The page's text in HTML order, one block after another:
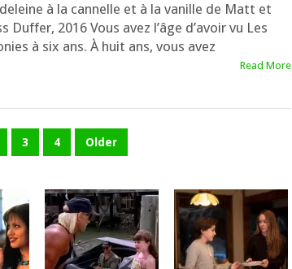
à la can­nelle et à la vanille de Matt et
Duffer, 2016 Vous avez l’âge d’a­voir vu Les
à six ans. À huit ans, vous avez
Read More
3 4 Older